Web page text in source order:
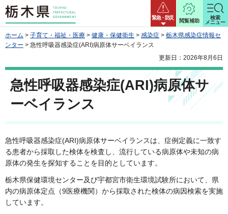
栃木県 緊急・防災
閲覧補助
検索
メニュー
ホーム > 子育て・福祉・医療 > 健康・保健衛生 > 感染症 > 栃木県感染症情報セ
ンター > 急性呼吸器感染症(ARI)病原体サーベイランス
更新日：2026年8月6日
急性呼吸器感染症(ARI)病原体サ
ーベイランス
急性呼吸器感染症(ARI)病原体サーベイランスは、症例定義に一致す
る患者から採取した検体を検査し、流行している病原体や未知の病
原体の発生を探知することを目的としています。
栃木県保健環境センター及び宇都宮市衛生環境試験所において、県
内の病原体定点（9医療機関）から採取された検体の病因検索を実施
しています。